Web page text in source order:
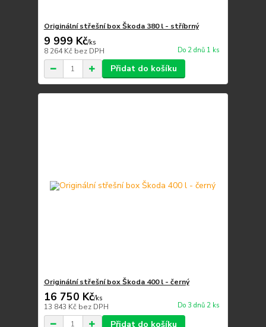
Originální střešní box Škoda 380 l - stříbrný
9 999 Kč/ks
8 264 Kč bez DPH Do 2 dnů 1 ks
Přidat do košíku
Originální střešní box Škoda 400 l - černý
16 750 Kč/ks
13 843 Kč bez DPH Do 3 dnů 2 ks
Přidat do košíku